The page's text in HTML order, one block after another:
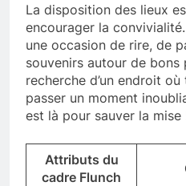
La disposition des lieux
encourager la
une occasion de rire, de
souvenirs autour de bons
recherche d’un endroit
passer un moment
est là pour sauver la mise
Attributs du
cadre Flunch